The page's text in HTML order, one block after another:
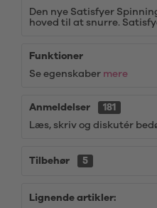
Den nye Satisfyer
hoved til at snurre.
Funktioner
Se egenskaber mere
Anmeldelser
181
Læs, skriv og diskutér
Tilbehør 5
Lignende artikler: